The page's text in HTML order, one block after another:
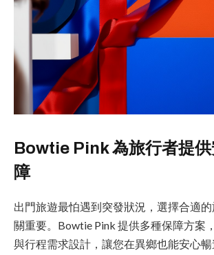
Bowtie Pink 為旅行者提
障
出門旅遊最怕遇到突發狀況，選擇合適
關重要。Bowtie Pink 提供多種保障方案
與行程需求設計，讓您在異鄉也能安心暢